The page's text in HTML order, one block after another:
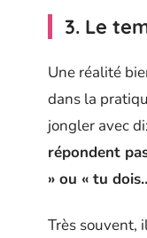
3. Le
Une réalité
dans la
jongler avec
répondent
» ou « tu
Très souvent,